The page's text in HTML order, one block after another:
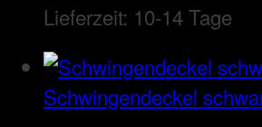
Lieferzeit: 10-14 Tage
Schwingendeckel